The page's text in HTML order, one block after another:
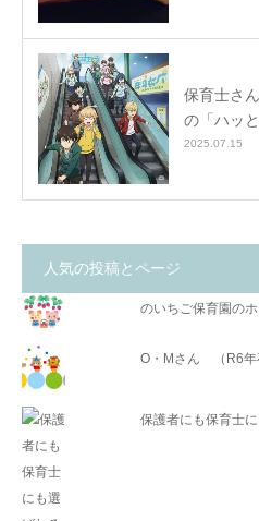
保育士さ
の「ハッ
2025.07.15
人気の投稿とページ
のいちご保育園の
O・Mさん （R6年
保護者にも保育士